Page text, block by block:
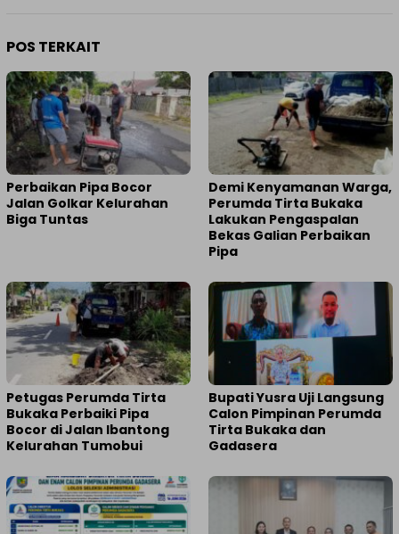
POS TERKAIT
Perbaikan Pipa Bocor
Jalan Golkar Kelurahan
Biga Tuntas
Demi Kenyamanan Warga,
Perumda Tirta Bukaka
Lakukan Pengaspalan
Bekas Galian Perbaikan
Pipa
Petugas Perumda Tirta
Bukaka Perbaiki Pipa
Bocor di Jalan Ibantong
Kelurahan Tumobui
Bupati Yusra Uji Langsung
Calon Pimpinan Perumda
Tirta Bukaka dan
Gadasera